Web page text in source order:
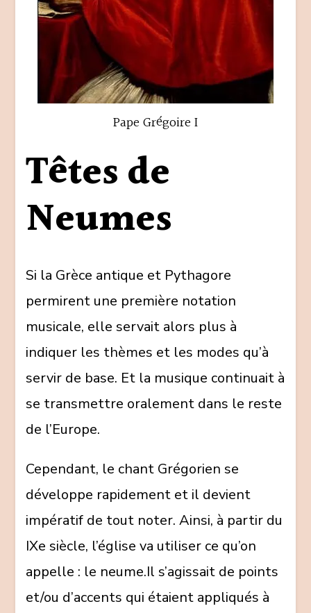
Pape Grégoire I
Têtes de
Neumes
Si la Grèce antique et Pythagore
permirent une première notation
musicale, elle servait alors plus à
indiquer les thèmes et les modes qu’à
servir de base. Et la musique continuait à
se transmettre oralement dans le reste
de l’Europe.
Cependant, le chant Grégorien se
développe rapidement et il devient
impératif de tout noter. Ainsi, à partir du
IXe siècle, l’église va utiliser ce qu’on
appelle : le neume.Il s’agissait de points
et/ou d’accents qui étaient appliqués à